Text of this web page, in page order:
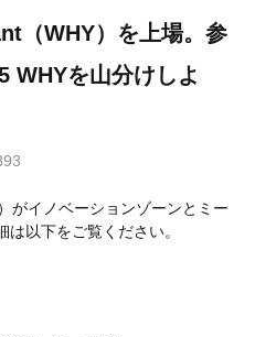
（WHY）を上場。参
WHYを山分けしよ
がイノベーションゾーンとミー
以下をご覧ください。